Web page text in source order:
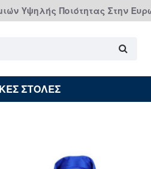
Υψηλής Ποιότητας Στην
ΣΤΟΛΕΣ